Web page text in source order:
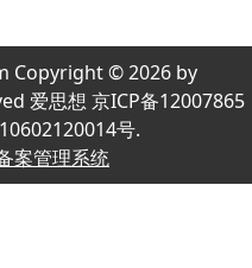
Copyright © 2026 by
爱思想 京ICP备12007865
号.
案管理系统